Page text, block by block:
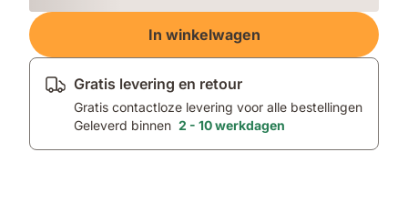
Loading
In winkelwagen
Gratis levering en retour
Gratis contactloze levering voor alle bestellingen
Geleverd binnen 2 - 10 werkdagen